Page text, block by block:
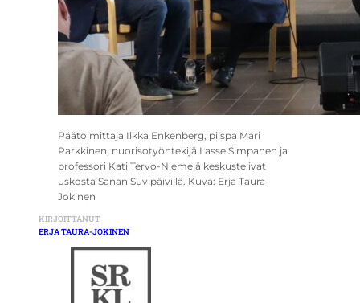
Päätoimittaja Ilkka Enkenberg, piispa Mari
Parkkinen, nuorisotyöntekijä Lasse Simpanen ja
professori Kati Tervo-Niemelä keskustelivat
uskosta Sanan Suvipäivillä. Kuva: Erja Taura-
Jokinen
KIRJOITTANUT
ERJA TAURA-JOKINEN